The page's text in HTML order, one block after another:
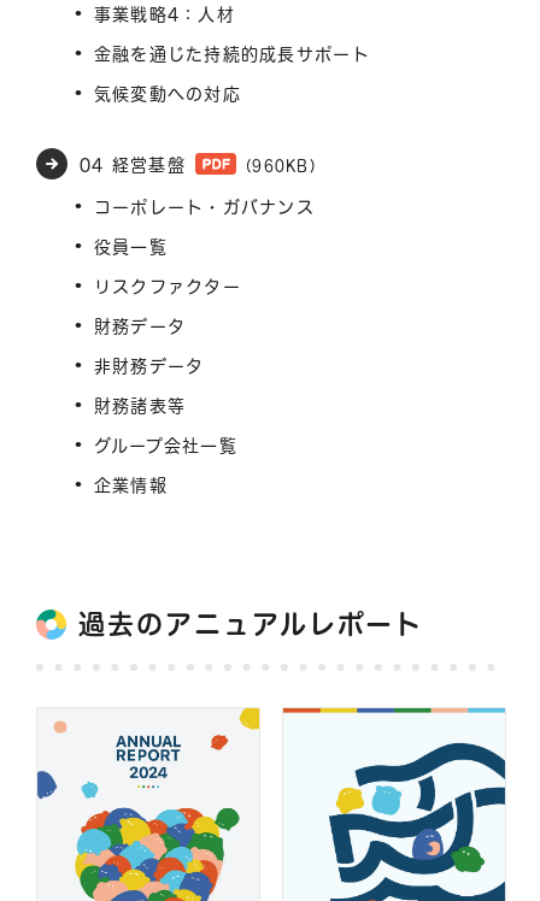
事業戦略4：人材
金融を通じた持続的成長サポート
気候変動への対応
04 経営基盤 (960KB)
コーポレート・ガバナンス
役員一覧
リスクファクター
財務データ
非財務データ
財務諸表等
グループ会社一覧
企業情報
過去のアニュアルレポート